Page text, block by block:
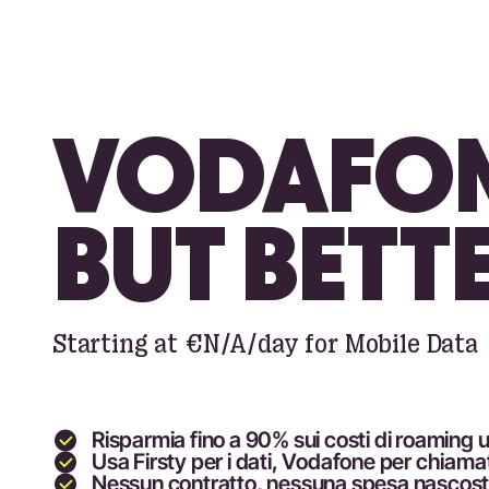
BUT
Starting at €N/A/day for Mobile Data
Risparmia fino a 90% sui costi di roaming
Usa Firsty per i dati, Vodafone per
Nessun contratto, nessuna spesa